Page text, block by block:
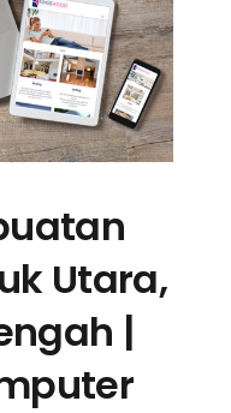
Utara,
|